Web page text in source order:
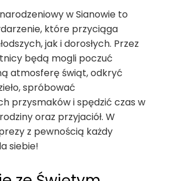
w Sianowie to
które przyciąga
jak i dorosłych. Przez
będą mogli poczuć
atmosferę świąt, odkryć
spróbować
przysmaków i spędzić czas w
oraz przyjaciół. W
z pewnością każdy
siebie!